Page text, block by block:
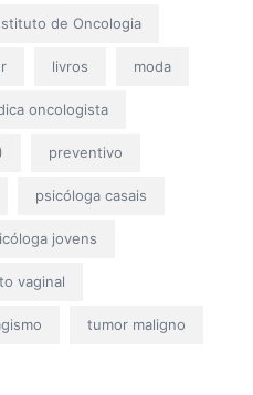
de Oncologia
livros moda
oncologista
preventivo
psicóloga casais
jovens
vaginal
tumor maligno